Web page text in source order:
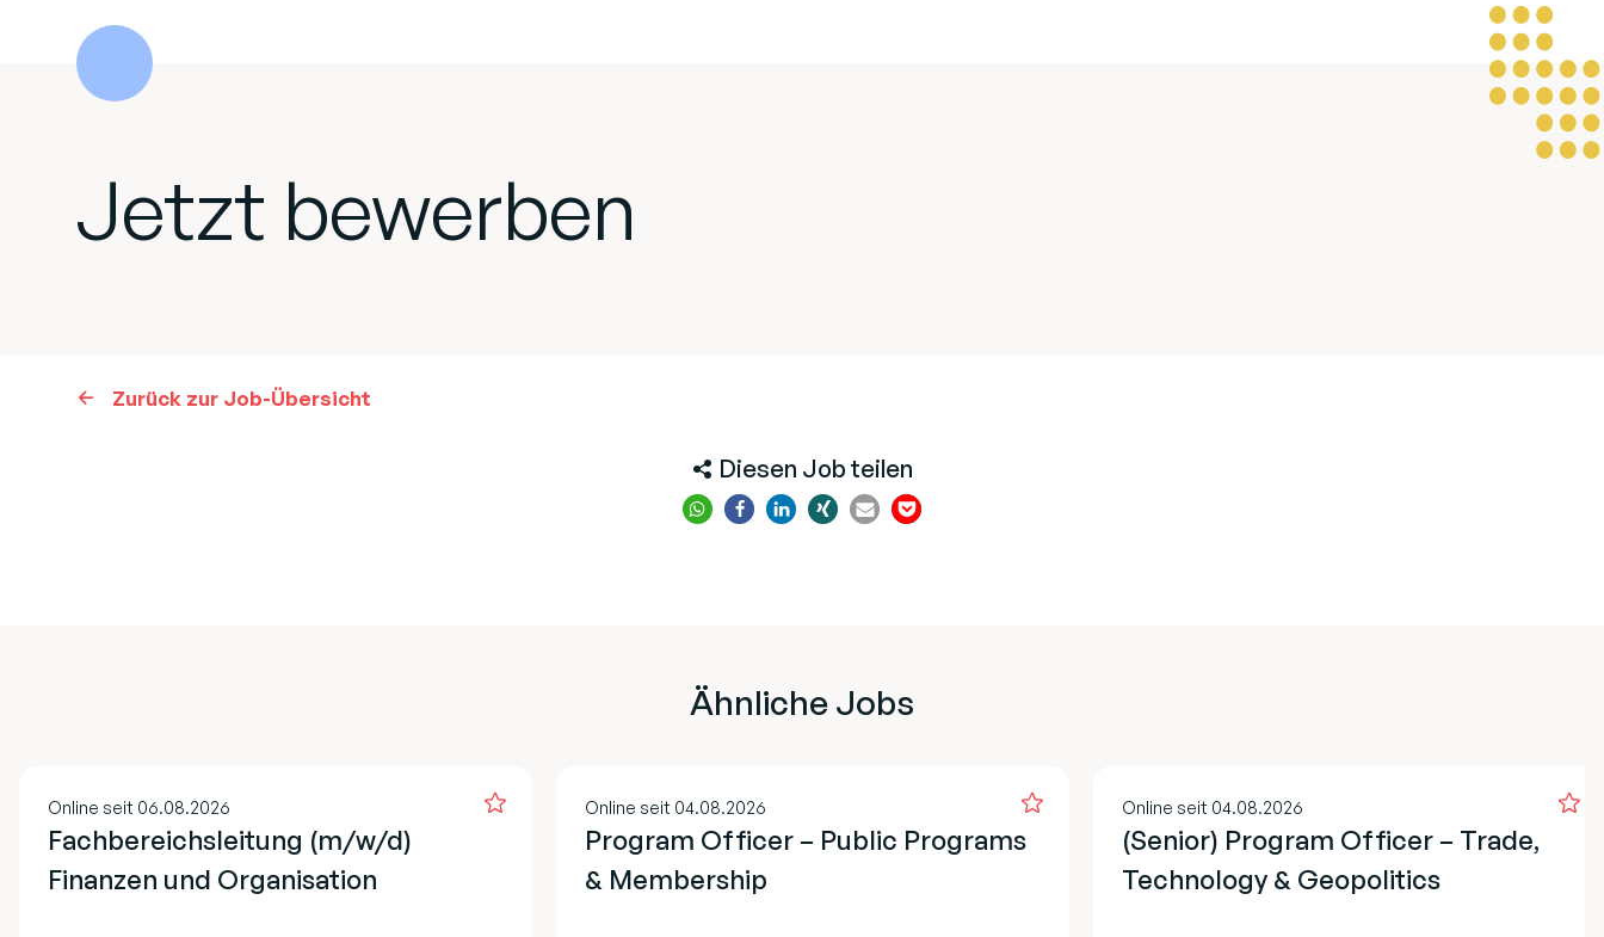
Jetzt bewerben
Zurück zur Job-Übersicht
Diesen Job teilen
Ähnliche Jobs
Online seit 06.08.2026
Fachbereichsleitung (m/w/d)
Finanzen und Organisation
Online seit 04.08.2026
Program Officer – Public Programs
& Membership
Online seit 04.08.2026
(Senior) Program Officer – Trade,
Technology & Geopolitics